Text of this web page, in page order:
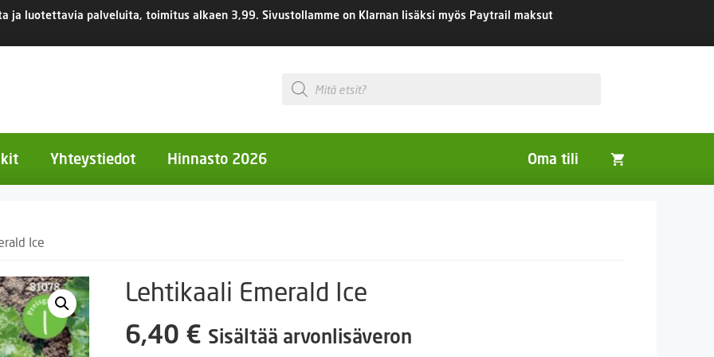
ja luotettavia palveluita, toimitus alkaen 3,99. Sivustollamme on Klarnan lisäksi myös Paytrail maksut
Products
search
kukat
Ruukut
Yhteystiedot Hinnasto 2026 Oma tili
Ice
Lehtikaali Emerald Ice
6,40 € Sisältää arvonlisäveron